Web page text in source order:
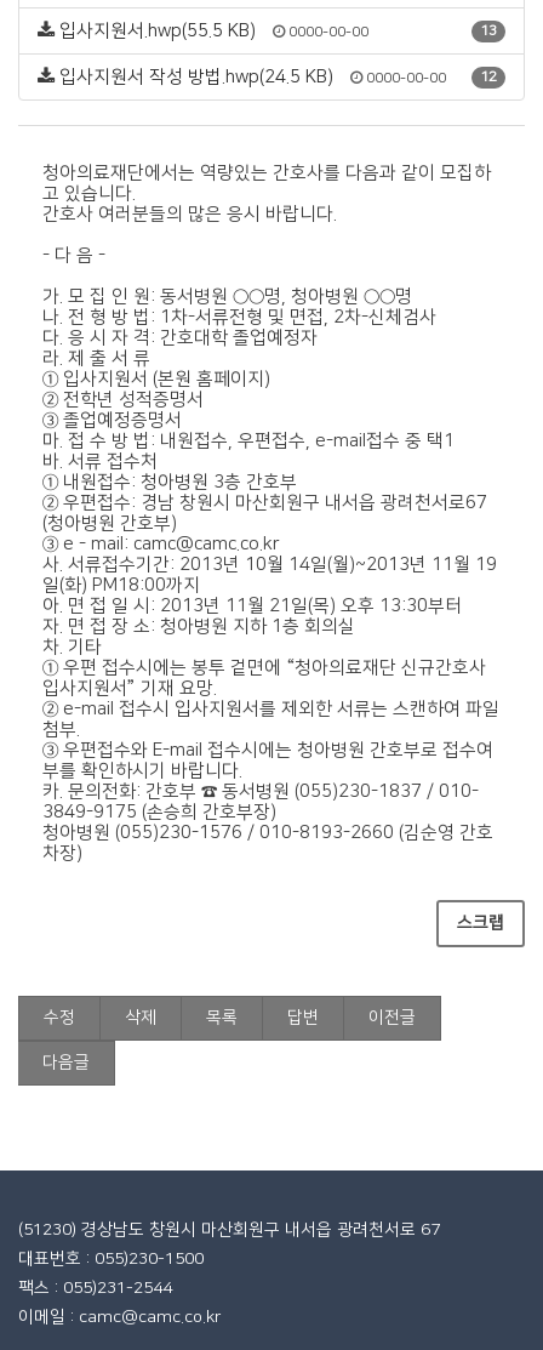
입사지원서.hwp(55.5 KB) 0000-00-00 13
입사지원서 작성 방법.hwp(24.5 KB) 0000-00-00 12
청아의료재단에서는 역량있는 간호사를 다음과 같이 모집하
고 있습니다.
간호사 여러분들의 많은 응시 바랍니다.
- 다 음 -
가. 모 집 인 원: 동서병원 ○○명, 청아병원 ○○명
나. 전 형 방 법: 1차-서류전형 및 면접, 2차-신체검사
다. 응 시 자 격: 간호대학 졸업예정자
라. 제 출 서 류
① 입사지원서 (본원 홈페이지)
② 전학년 성적증명서
③ 졸업예정증명서
마. 접 수 방 법: 내원접수, 우편접수, e-mail접수 중 택1
바. 서류 접수처
① 내원접수: 청아병원 3층 간호부
② 우편접수: 경남 창원시 마산회원구 내서읍 광려천서로67
(청아병원 간호부)
③ e - mail: camc@camc.co.kr
사. 서류접수기간: 2013년 10월 14일(월)~2013년 11월 19
일(화) PM18:00까지
아. 면 접 일 시: 2013년 11월 21일(목) 오후 13:30부터
자. 면 접 장 소: 청아병원 지하 1층 회의실
차. 기타
① 우편 접수시에는 봉투 겉면에 “청아의료재단 신규간호사
입사지원서” 기재 요망.
② e-mail 접수시 입사지원서를 제외한 서류는 스캔하여 파일
첨부.
③ 우편접수와 E-mail 접수시에는 청아병원 간호부로 접수여
부를 확인하시기 바랍니다.
카. 문의전화: 간호부 ☎ 동서병원 (055)230-1837 / 010-
3849-9175 (손승희 간호부장)
청아병원 (055)230-1576 / 010-8193-2660 (김순영 간호
차장)
스크랩
수정 삭제 목록 답변 이전글
다음글
(51230) 경상남도 창원시 마산회원구 내서읍 광려천서로 67
대표번호 : 055)230-1500
팩스 : 055)231-2544
이메일 : camc@camc.co.kr